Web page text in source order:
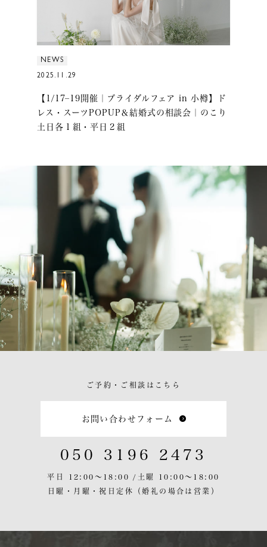
NEWS
2025.11.29
【1/17–19開催｜ブライダルフェア in 小樽】ド
レス・スーツPOPUP＆結婚式の相談会｜のこり
土日各１組・平日２組
ご予約・ご相談はこちら
お問い合わせフォーム
050 3196 2473
平日 12:00〜18:00 / 土曜 10:00〜18:00
日曜・月曜・祝日定休
（婚礼の場合は営業）